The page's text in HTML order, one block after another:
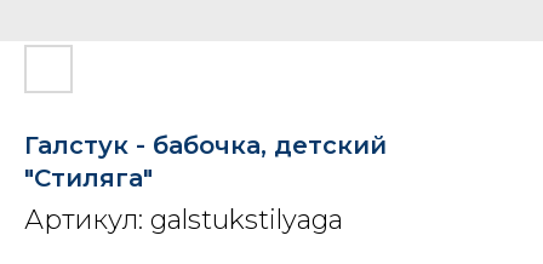
Галстук - бабочка, детский
"Стиляга"
Артикул: galstukstilyaga